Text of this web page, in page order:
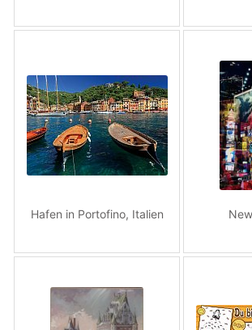
Hafen in Portofino, Italien